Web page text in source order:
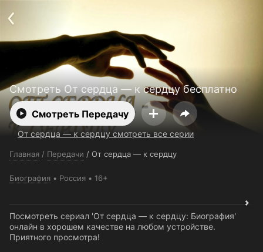
Смотреть От сердца — к сердцу бесплатно
Смотреть Передачу
От сердца — к сердцу смотреть все серии
Главная / Передачи / От сердца — к сердцу
Биография Россия 16+
Посмотреть сериал 'От сердца — к сердцу: Биография'
онлайн в хорошем качестве на любом устройстве.
Приятного просмотра!
Пользовательское соглашение
Политика конфиденциальности
Для партнёров
Открыть приложение
Ввести промокод
Установить на ТВ
Бесплатные каналы Контакты